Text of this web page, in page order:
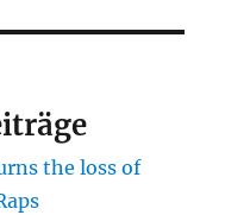
the loss of